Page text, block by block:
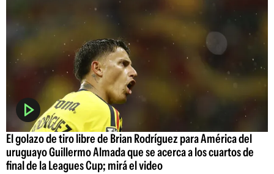
El golazo de tiro libre de Brian Rodríguez para América del
uruguayo Guillermo Almada que se acerca a los cuartos de
final de la Leagues Cup; mirá el video